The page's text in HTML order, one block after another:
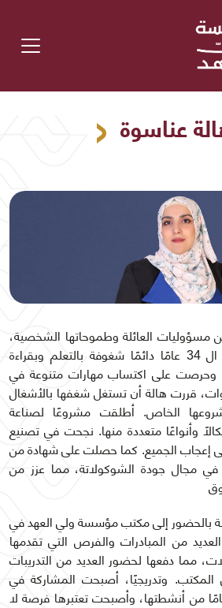
عناسوة
مسؤوليات العائلة وطموحاتها الشخصية،
كانت هالة عناسوة ذات ال 34 عامًا دائمًا شغوفة بالتعلم وبقراءة
وحرصت على اكتساب مهارات متنوعة في
قررت هالة أن تستغل شغفها بالأشغال
الخاص. أطلقت مشروعًا لصناعة
وأنواعًا متعددة منها. نجحت في تصنيع
إعجاب الجميع. كما حصلت على شهادة من
في مجال جودة الشوكولاتة، مما عزز من
بالحضور إلى مكتب مؤسسة ولي العهد في
من المبادرات والفرص التي تقدمها
مما دفعها لحضور العديد من التدريبات
المكتب. وتدريجيًا، أصبحت المشاركة في
من أنشطتها، وأصبحت تعتبرها فرصة لا